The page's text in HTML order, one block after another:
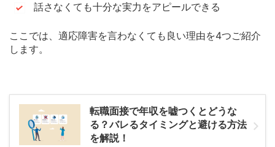
話さなくても十分な実力をアピールできる
ここでは、適応障害を言わなくても良い理由を4つご紹介
します。
転職面接で年収を嘘つくとどうな
る？バレるタイミングと避ける方法
を解説！